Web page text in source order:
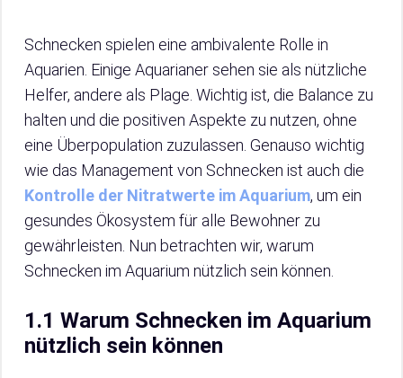
Schnecken spielen eine ambivalente Rolle in
Aquarien. Einige Aquarianer sehen sie als nützliche
Helfer, andere als Plage. Wichtig ist, die Balance zu
halten und die positiven Aspekte zu nutzen, ohne
eine Überpopulation zuzulassen. Genauso wichtig
wie das Management von Schnecken ist auch die
Kontrolle der Nitratwerte im Aquarium, um ein
gesundes Ökosystem für alle Bewohner zu
gewährleisten. Nun betrachten wir, warum
Schnecken im Aquarium nützlich sein können.
1.1 Warum Schnecken im Aquarium
nützlich sein können